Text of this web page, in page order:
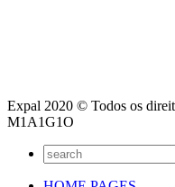
Expal 2020 © Todos os
M1A1G1O